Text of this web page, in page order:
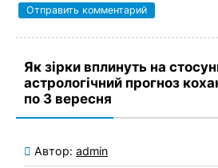
Як зірки вплинуть на
астрологічний прогноз
по 3 вересня
Автор: admin